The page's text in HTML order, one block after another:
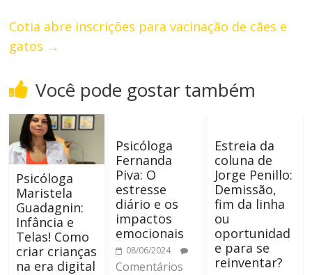
Cotia abre inscrições para vacinação de cães e
gatos →
Você pode gostar também
Psicóloga
Maristela
Guadagnin:
Infância e
Telas! Como
criar crianças
na era digital
Psicóloga
Fernanda
Piva: O
estresse
diário e os
impactos
emocionais
08/06/2024
Comentários
Estreia da
coluna de
Jorge Penillo:
Demissão,
fim da linha
ou
oportunidad
e para se
reinventar?